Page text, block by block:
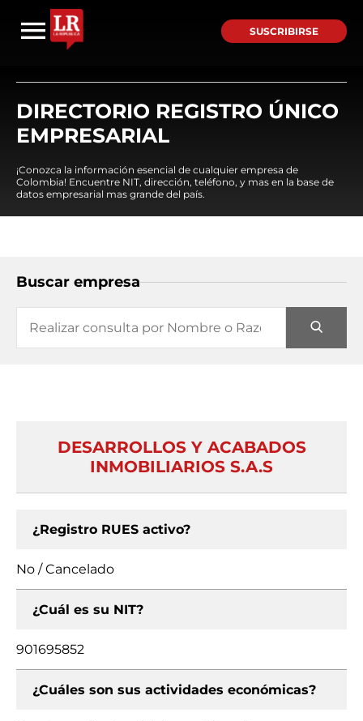
SUSCRIBIRSE
DIRECTORIO REGISTRO ÚNICO
EMPRESARIAL
¡Conozca la información esencial de cualquier empresa de
Colombia! Encuentre NIT, dirección, teléfono, y mas en la base de
datos empresarial mas grande del país.
Buscar empresa
DESARROLLOS Y ACABADOS
INMOBILIARIOS S.A.S
¿Registro RUES activo?
No / Cancelado
¿Cuál es su NIT?
901695852
¿Cuáles son sus actividades económicas?